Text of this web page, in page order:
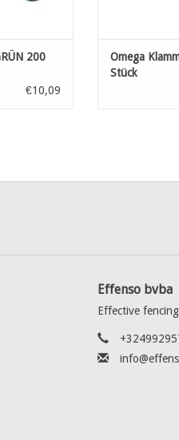
200
€10,09
Omega
Stück
Effenso bvba
Effective